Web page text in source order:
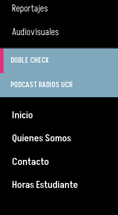
Reportajes
Audiovisuales
DOBLE CHECK
PODCAST RADIOS UCR
Inicio
Quienes Somos
Contacto
Horas Estudiante